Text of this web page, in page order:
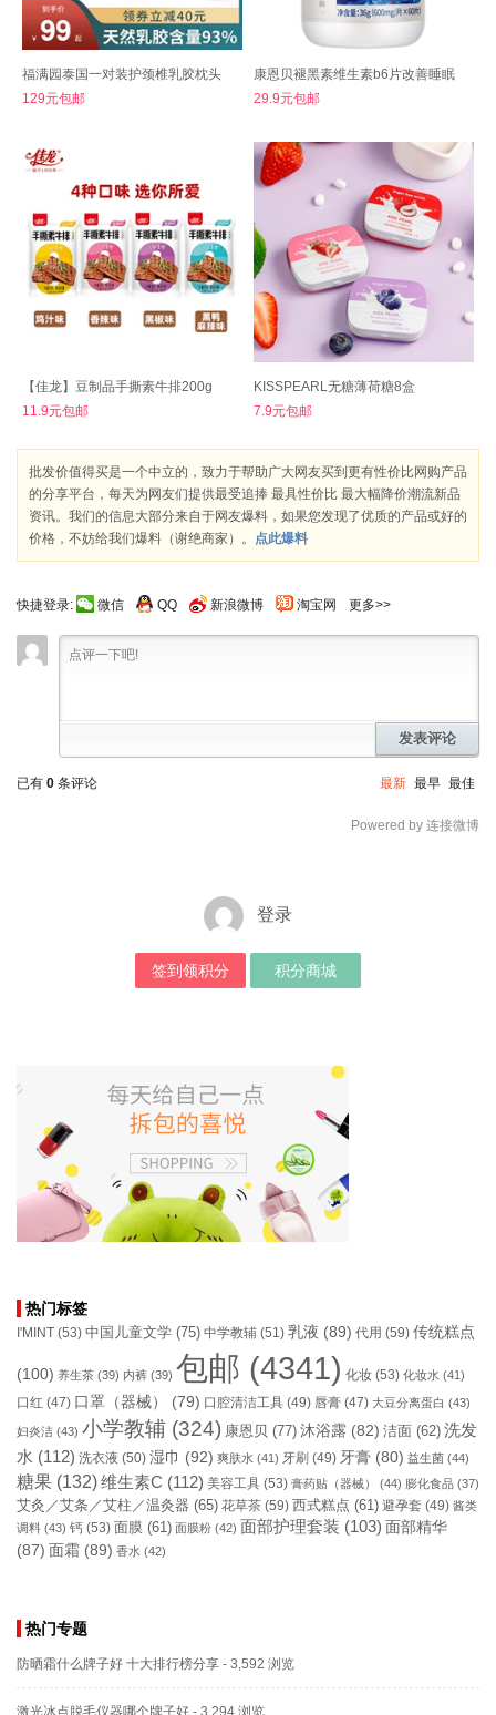
福满园泰国一对装护颈椎乳胶枕头
129元包邮
康恩贝褪黑素维生素b6片改善睡眠
29.9元包邮
【佳龙】豆制品手撕素牛排200g
11.9元包邮
KISSPEARL无糖薄荷糖8盒
7.9元包邮
批发价值得买是一个中立的，致力于帮助广大网友买到更有性价比网购产品
的分享平台，每天为网友们提供最受追捧 最具性价比 最大幅降价潮流新品
资讯。我们的信息大部分来自于网友爆料，如果您发现了优质的产品或好的
价格，不妨给我们爆料（谢绝商家）。 点此爆料
快捷登录: 微信 QQ 新浪微博 淘宝网 更多>>
发表评论
已有 0 条评论 最新 最早 最佳
Powered by 连接微博
登录
签到领积分 积分商城
热门标签
I'MINT (53) 中国儿童文学 (75) 中学教辅 (51) 乳液 (89) 代用 (59) 传统糕点
(100) 养生茶 (39) 内裤 (39) 包邮 (4341) 化妆 (53) 化妆水 (41)
口红 (47) 口罩（器械） (79) 口腔清洁工具 (49) 唇膏 (47) 大豆分离蛋白 (43)
妇炎洁 (43) 小学教辅 (324) 康恩贝 (77) 沐浴露 (82) 洁面 (62) 洗发
水 (112) 洗衣液 (50) 湿巾 (92) 爽肤水 (41) 牙刷 (49) 牙膏 (80) 益生菌 (44)
糖果 (132)维生素C (112) 美容工具 (53) 膏药贴（器械） (44) 膨化食品 (37)
艾灸／艾条／艾柱／温灸器 (65) 花草茶 (59) 西式糕点 (61) 避孕套 (49) 酱类
调料 (43) 钙 (53) 面膜 (61) 面膜粉 (42) 面部护理套装 (103) 面部精华
(87) 面霜 (89) 香水 (42)
热门专题
防晒霜什么牌子好 十大排行榜分享 - 3,592 浏览
激光冰点脱毛仪器哪个牌子好 - 3,294 浏览